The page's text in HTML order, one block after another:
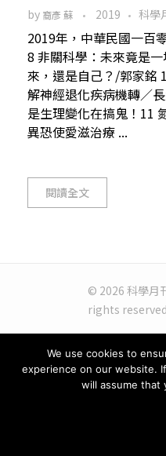
by 裔彥 蘇 2019 科學
2019年，中華民國一百
8 非關科學：未來竟是
來，還是自己？/郭家銘
解神經退化疾病機轉／
是生理變化在搞鬼！11
異恐使愛滋治療 ...
閱讀全文
© 2026 科學月
rights
We use cookies to
experience on our website.
will assume that